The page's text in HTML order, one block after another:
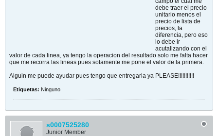
debe traer el precio
unitario menos el
precio de lista de
precios, la
diferencia, pero eso
lo debe ir
acutalizando con el
valor de cada linea, ya tengo la operacion del resultado solo me falta hacer
que me recorra las lineas pues solamente me pone el valor de la primera.
Alguin me puede ayudar pues tengo que entregarla ya PLEASE!!!!!!!!!!!
Etiquetas: Ninguno
s0007525280
Junior Member